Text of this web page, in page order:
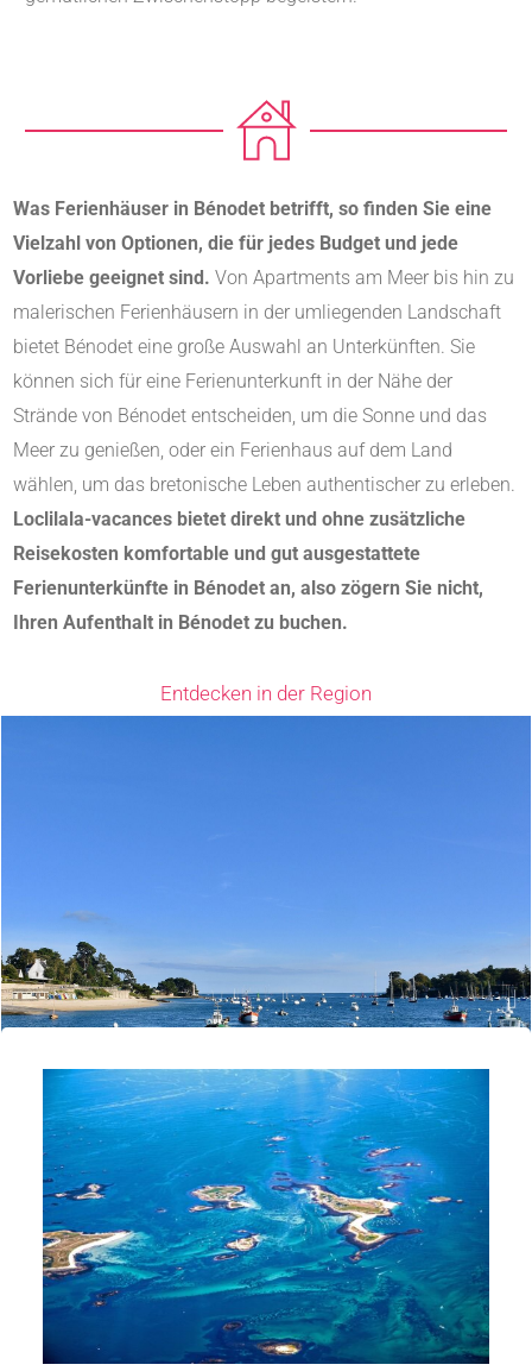
Was Ferienhäuser in Bénodet betrifft, so finden Sie eine
Vielzahl von Optionen, die für jedes Budget und jede
Vorliebe geeignet sind. Von Apartments am Meer bis hin zu
malerischen Ferienhäusern in der umliegenden Landschaft
bietet Bénodet eine große Auswahl an Unterkünften. Sie
können sich für eine Ferienunterkunft in der Nähe der
Strände von Bénodet entscheiden, um die Sonne und das
Meer zu genießen, oder ein Ferienhaus auf dem Land
wählen, um das bretonische Leben authentischer zu erleben.
Loclilala-vacances bietet direkt und ohne zusätzliche
Reisekosten komfortable und gut ausgestattete
Ferienunterkünfte in Bénodet an, also zögern Sie nicht,
Ihren Aufenthalt in Bénodet zu buchen.
Entdecken in der Region